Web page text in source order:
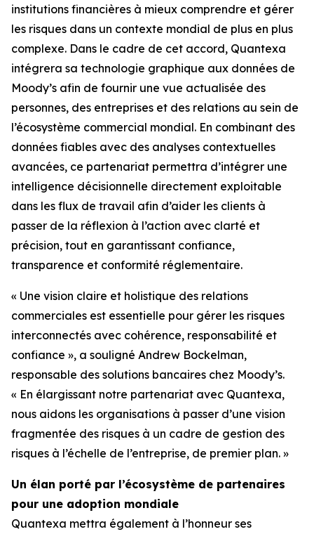
institutions financières à mieux comprendre et gérer
les risques dans un contexte mondial de plus en plus
complexe. Dans le cadre de cet accord, Quantexa
intégrera sa technologie graphique aux données de
Moody’s afin de fournir une vue actualisée des
personnes, des entreprises et des relations au sein de
l’écosystème commercial mondial. En combinant des
données fiables avec des analyses contextuelles
avancées, ce partenariat permettra d’intégrer une
intelligence décisionnelle directement exploitable
dans les flux de travail afin d’aider les clients à
passer de la réflexion à l’action avec clarté et
précision, tout en garantissant confiance,
transparence et conformité réglementaire.
« Une vision claire et holistique des relations
commerciales est essentielle pour gérer les risques
interconnectés avec cohérence, responsabilité et
confiance », a souligné Andrew Bockelman,
responsable des solutions bancaires chez Moody’s.
« En élargissant notre partenariat avec Quantexa,
nous aidons les organisations à passer d’une vision
fragmentée des risques à un cadre de gestion des
risques à l’échelle de l’entreprise, de premier plan. »
Un élan porté par l’écosystème de partenaires
pour une adoption mondiale
Quantexa mettra également à l’honneur ses